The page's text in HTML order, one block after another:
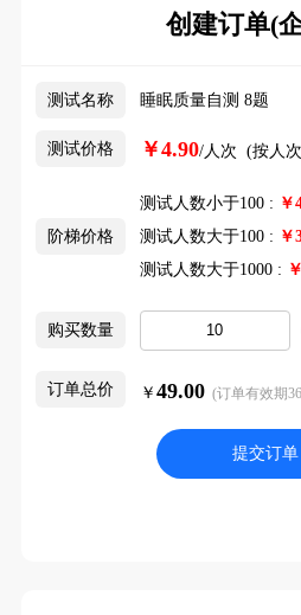
创建订单(
测试名称 睡眠质量自测 8题
测试价格 ￥4.90/人次 (按人
阶梯价格
测试人数小于100 : ￥
测试人数大于100 : ￥
测试人数大于1000 : ￥
购买数量
订单总价 ￥ 49.00(订单有效期
提交订单